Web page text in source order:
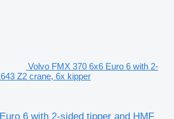
Volvo FMX 370 6x6 Euro 6 with 2-
Z2 crane, 6x kipper
6 with 2-sided tipper and HMF